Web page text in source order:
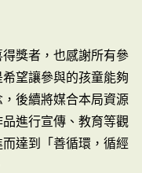
獎者，也感謝所有參
望讓參與的孩童能夠
後續將媒合本局資源
進行宣傳、教育等觀
達到「善循環，循經